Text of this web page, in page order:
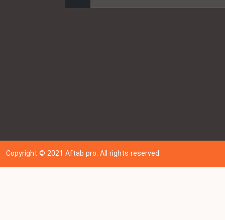
Copyright © 202 1Aftab pro. All rights reserved.